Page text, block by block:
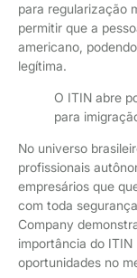
para regularização
permitir que a
americano,
legítima.
O ITIN abre
para
No universo
profissionais
empresários que
com toda
Company
importância do
oportunidades no